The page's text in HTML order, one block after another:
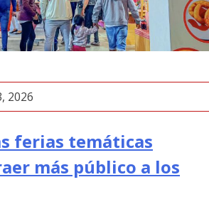
2026
ferias temáticas
más público a los